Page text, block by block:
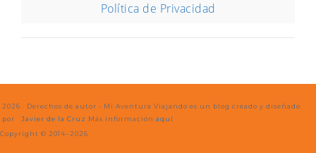
Política de Privacidad
2026 · Derechos de autor - Mi Aventura Viajando es un blog creado y diseñado
por
Javier de la Cruz Más información aquí
Copyright © 2014–2026